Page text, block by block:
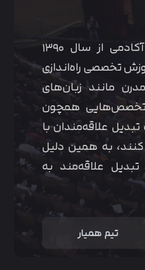
موسسه‌ی آموزشی همیار آکادمی از سال ۱۳۹۰
تخصصی راه‌اندازی
مانند زبان‌های
تخصص‌هایی همچون
علاقه‌مندان با
به همین دلیل
تبدیل علاقه‌مند به
تیم همیار